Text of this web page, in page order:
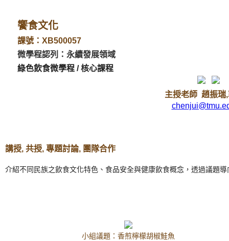
饗食文化
課號：XB500057
微學程認列：永續發展領域
綠色飲食微學程 / 核心課程
主授老師 趙振瑞
講授, 共授, 專題討論, 團隊合作
介紹不同民族之飲食文化特色、食品安全與健康飲食概念，透過議題
小組議題：香煎檸檬胡椒鮭魚